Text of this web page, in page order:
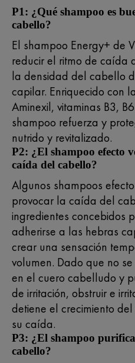
P1: ¿Qué shampoo es
cabello?
El shampoo Energy+ de
reducir el ritmo de caída
la densidad del cabello
capilar. Enriquecido con
Aminexil, vitaminas B3,
shampoo refuerza y
nutrido y revitalizado.
P2: ¿El shampoo efecto
caída del cabello?
Algunos shampoos
provocar la caída del
ingredientes concebidos
adherirse a las hebras
crear una sensación
volumen. Dado que no
en el cuero cabelludo y
de irritación, obstruir e
detiene el crecimiento
su caída.
P3: ¿El shampoo
cabello?